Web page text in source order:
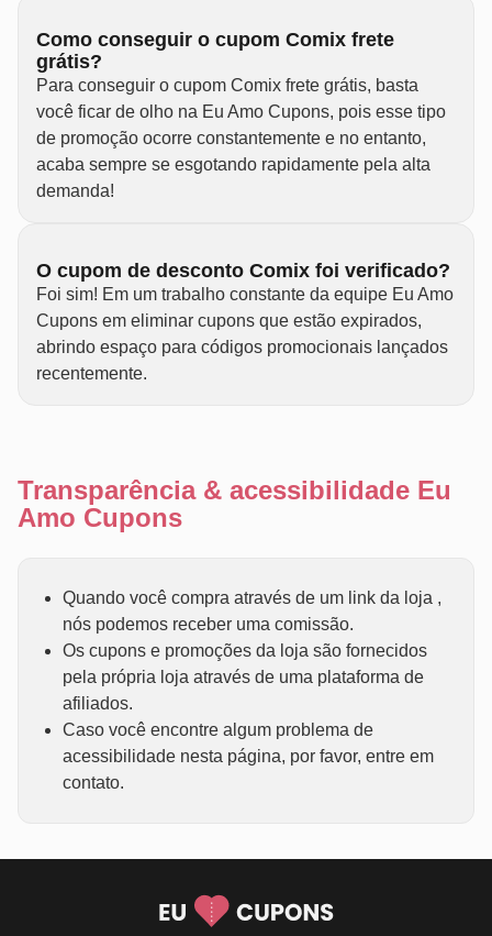
Como conseguir o cupom Comix frete
grátis?
Para conseguir o cupom Comix frete grátis, basta
você ficar de olho na Eu Amo Cupons, pois esse tipo
de promoção ocorre constantemente e no entanto,
acaba sempre se esgotando rapidamente pela alta
demanda!
O cupom de desconto Comix foi verificado?
Foi sim! Em um trabalho constante da equipe Eu Amo
Cupons em eliminar cupons que estão expirados,
abrindo espaço para códigos promocionais lançados
recentemente.
Transparência & acessibilidade Eu
Amo Cupons
Quando você compra através de um link da loja ,
nós podemos receber uma comissão.
Os cupons e promoções da loja são fornecidos
pela própria loja através de uma plataforma de
afiliados.
Caso você encontre algum problema de
acessibilidade nesta página, por favor, entre em
contato.